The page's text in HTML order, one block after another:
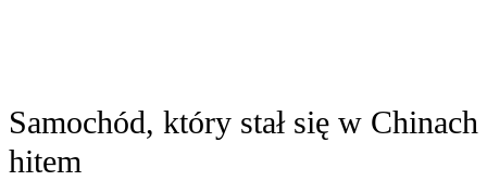
Samochód, który stał się w Chinach
hitem